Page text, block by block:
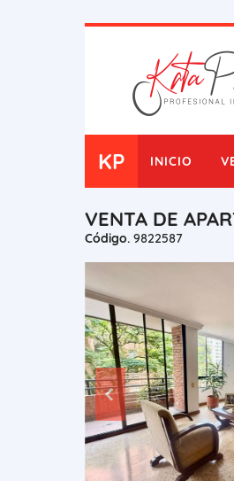
KP INICIO
VENTA DE
Código. 9822587